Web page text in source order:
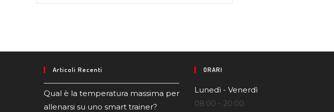
Articoli Recenti
Qual è la temperatura massima per
allenarsi su uno smart trainer?
ORARI
Lunedì - Venerdì
08:00 - 20:00